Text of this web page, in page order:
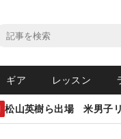
ギア レッスン
松山英樹ら出場 米男子